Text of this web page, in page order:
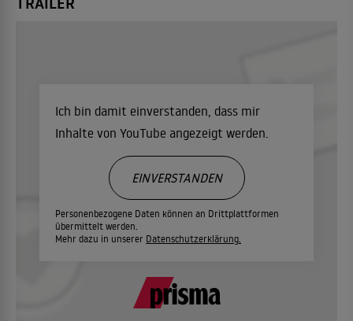
Ich bin damit einverstanden, dass mir
Inhalte von YouTube angezeigt werden.
Personenbezogene Daten können an Drittplattformen
übermittelt werden.
Mehr dazu in unserer Datenschutzerklärung.
EINVERSTANDEN